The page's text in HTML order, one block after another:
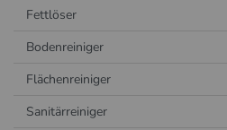
Fettlöser
Bodenreiniger
Flächenreiniger
Sanitärreiniger